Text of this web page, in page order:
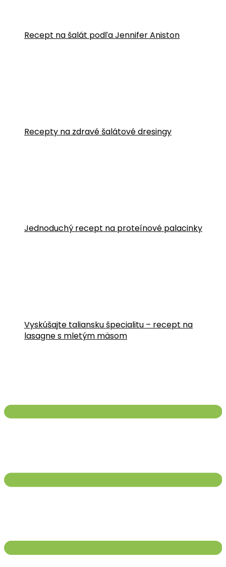
Recept na šalát podľa Jennifer Aniston
Recepty na zdravé šalátové dresingy
Jednoduchý recept na proteínové palacinky
Vyskúšajte taliansku špecialitu – recept na
lasagne s mletým mäsom